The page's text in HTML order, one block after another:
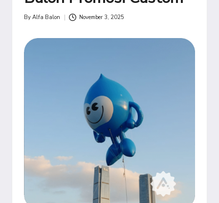
Posted
By Alfa Balon November 3, 2025